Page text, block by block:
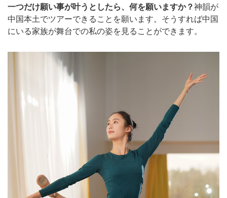
一つだけ願い事が叶うとしたら、何を願いますか？神韻が
中国本土でツアーできることを願います。そうすれば中国
にいる家族が舞台での私の姿を見ることができます。